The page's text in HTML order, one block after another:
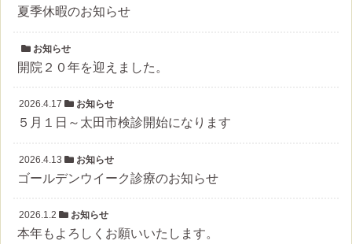
夏季休暇のお知らせ
お知らせ
開院２０年を迎えました。
2026.4.17 お知らせ
５月１日～太田市検診開始になります
2026.4.13 お知らせ
ゴールデンウイーク診療のお知らせ
2026.1.2 お知らせ
本年もよろしくお願いいたします。